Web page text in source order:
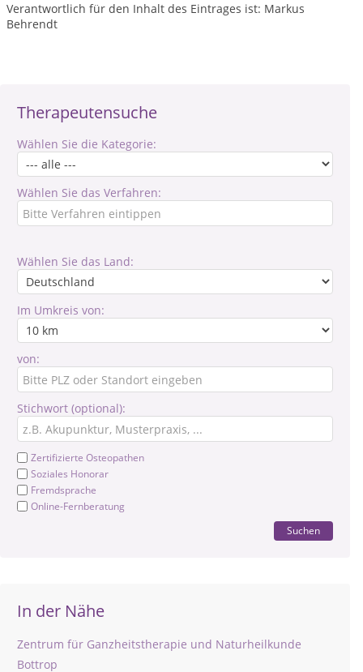
Therapeutensuche
Wählen Sie die Kategorie:
Wählen Sie das Verfahren:
Wählen Sie das Land:
Im Umkreis von:
von:
Stichwort (optional):
Zertifizierte Osteopathen
Soziales Honorar
Fremdsprache
Online-Fernberatung
Suchen
In der Nähe
Zentrum für Ganzheitstherapie und Naturheilkunde
Bottrop
Verantwortlich für den Inhalt des Eintrages ist: Markus
Behrendt